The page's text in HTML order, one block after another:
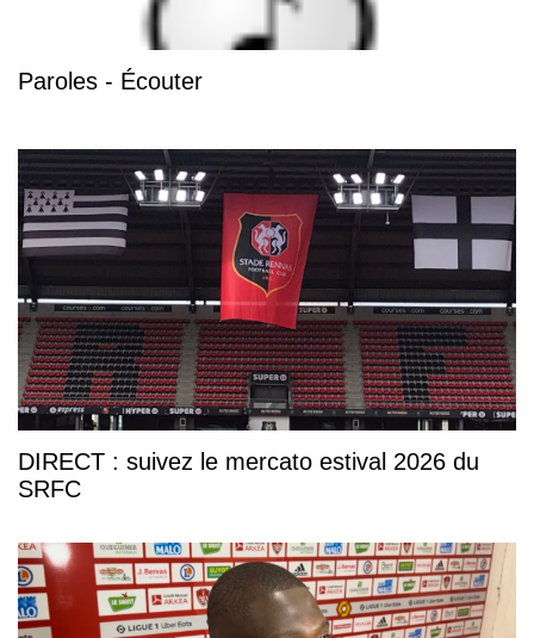
Paroles - Écouter
DIRECT : suivez le mercato estival 2026 du
SRFC